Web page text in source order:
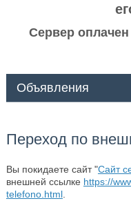
Сервер
Объявления
Переход по
Вы покидаете сайт "Сайт
внешней ссылке https://
telefono.html.